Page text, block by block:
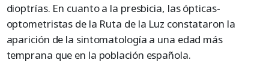
dioptrías. En cuanto a la presbicia, las ópticas-
optometristas de la Ruta de la Luz constataron la
aparición de la sintomatología a una edad más
temprana que en la población española.